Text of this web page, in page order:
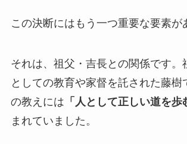
この決断にはもう一つ重要な要素が
それは、祖父・吉長との関係です。
としての教育や家督を託された藤樹
の教えには 「人として正しい道を歩
まれていました。